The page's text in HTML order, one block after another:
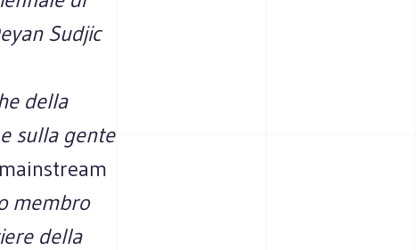
Sudjic
della
sulla gente
membro
della